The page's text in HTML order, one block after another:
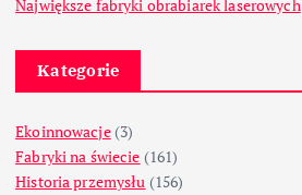
Największe fabryki obrabiarek laserowych
Kategorie
Ekoinnowacje(3)
Fabryki na świecie (161)
Historia przemysłu (156)